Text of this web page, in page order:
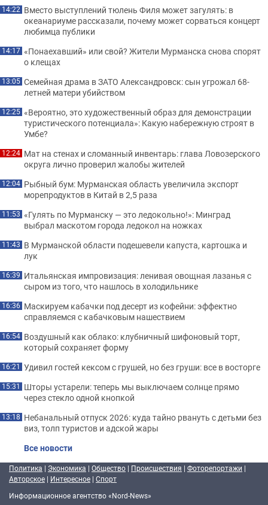
14:22 Вместо выступлений тюлень Филя может загулять: в
океанариуме рассказали, почему может сорваться концерт
любимца публики
14:17 «Понаехавший» или свой? Жители Мурманска снова спорят
о клещах
13:05 Семейная драма в ЗАТО Александровск: сын угрожал 68-
летней матери убийством
12:25 «Вероятно, это художественный образ для демонстрации
туристического потенциала»: Какую набережную строят в
Умбе?
12:24 Мат на стенах и сломанный инвентарь: глава Ловозерского
округа лично проверил жалобы жителей
12:04 Рыбный бум: Мурманская область увеличила экспорт
морепродуктов в Китай в 2,5 раза
11:53 «Гулять по Мурманску — это ледокольно!»: Минград
выбрал маскотом города ледокол на ножках
11:43 В Мурманской области подешевели капуста, картошка и
лук
16:39 Итальянская импровизация: ленивая овощная лазанья с
сыром из того, что нашлось в холодильнике
16:36 Маскируем кабачки под десерт из кофейни: эффектно
справляемся с кабачковым нашествием
16:54 Воздушный как облако: клубничный шифоновый торт,
который сохраняет форму
16:21 Удивил гостей кексом с грушей, но без груши: все в восторге
15:31 Шторы устарели: теперь мы выключаем солнце прямо
через стекло одной кнопкой
13:18 Небанальный отпуск 2026: куда тайно рвануть с детьми без
виз, толп туристов и адской жары
Все новости
Политика | Экономика | Общество | Происшествия | Фоторепортажи |
Авторское | Интересное | Спорт
Информационное агентство «Nord-News»